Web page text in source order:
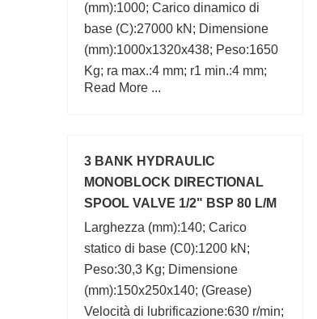
(mm):1000; Carico dinamico di
base (C):27000 kN; Dimensione
(mm):1000x1320x438; Peso:1650
Kg; ra max.:4 mm; r1 min.:4 mm;
d:1000 mm;
Read More ...
3 BANK HYDRAULIC
MONOBLOCK DIRECTIONAL
SPOOL VALVE 1/2" BSP 80 L/M
300 BAR
Larghezza (mm):140; Carico
statico di base (C0):1200 kN;
Peso:30,3 Kg; Dimensione
(mm):150x250x140; (Grease)
Velocità di lubrificazione:630 r/min;